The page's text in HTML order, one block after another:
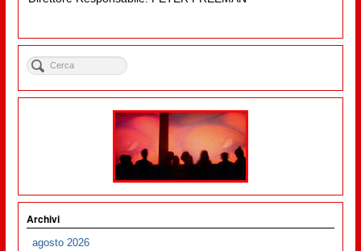
Archivi
agosto 2026